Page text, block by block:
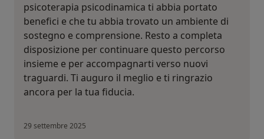
psicoterapia psicodinamica ti abbia portato
benefici e che tu abbia trovato un ambiente di
sostegno e comprensione. Resto a completa
disposizione per continuare questo percorso
insieme e per accompagnarti verso nuovi
traguardi. Ti auguro il meglio e ti ringrazio
ancora per la tua fiducia.
29 settembre 2025